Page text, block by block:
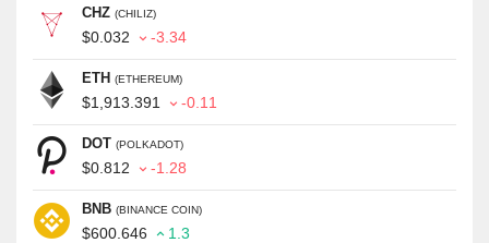
CHZ (CHILIZ)
$0.032 -3.34
ETH (ETHEREUM)
$1,913.391 -0.11
DOT (POLKADOT)
$0.812 -1.28
BNB (BINANCE COIN)
$600.646 1.3